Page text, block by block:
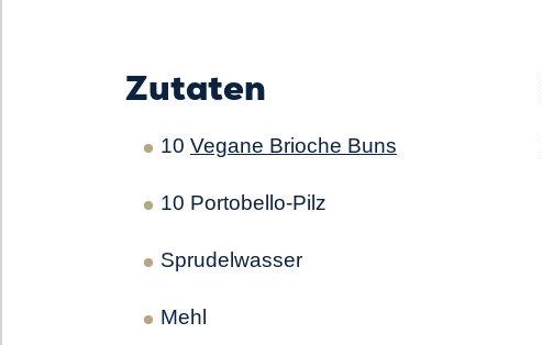
Zutaten
10 Vegane Brioche Buns
10 Portobello-Pilz
Sprudelwasser
Mehl